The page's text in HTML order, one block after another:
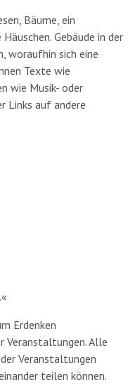
Bäume, ein
Gebäude in der
woraufhin sich eine
Texte wie
wie Musik- oder
Links auf andere
Erdenken
Veranstaltungen. Alle
Veranstaltungen
teilen können.